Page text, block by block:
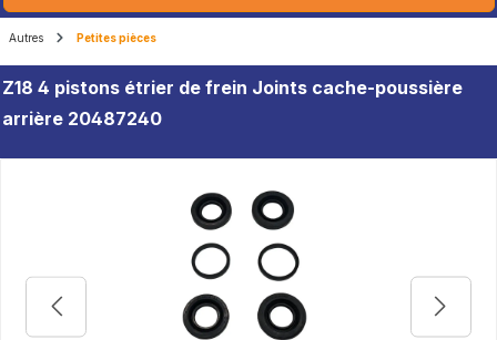
Autres Petites pièces
Z18 4 pistons étrier de frein Joints cache-poussière
arrière 20487240